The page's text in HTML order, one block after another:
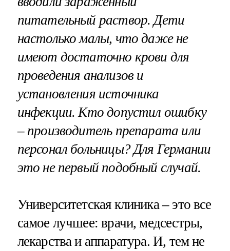
питательный раствор. Дети
настолько малы, что даже не
имеют достаточно крови для
проведения анализов и
установления источника
инфекции. Кто допустил ошибку
– производитель препарата или
персонал больницы? Для Германии
это не первый подобный случай.
Университетская клиника – это все
самое лучшее: врачи, медсестры,
лекарства и аппаратура. И, тем не